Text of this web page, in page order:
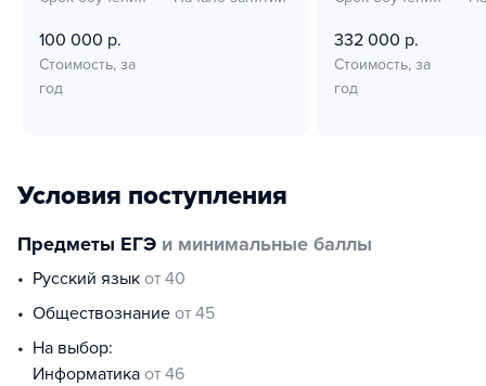
100 000 р.
Стоимость, за
год
332 000 р.
Стоимость, за
год
Условия поступления
Предметы ЕГЭ и минимальные баллы
русский язык от 40
обществознание от 45
На выбор:
информатика от 46